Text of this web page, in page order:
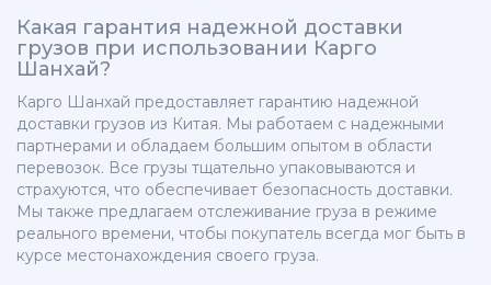
Какая гарантия надежной доставки
грузов при использовании Карго
Шанхай?
Карго Шанхай предоставляет гарантию надежной
доставки грузов из Китая. Мы работаем с надежными
партнерами и обладаем большим опытом в области
перевозок. Все грузы тщательно упаковываются и
страхуются, что обеспечивает безопасность доставки.
Мы также предлагаем отслеживание груза в режиме
реального времени, чтобы покупатель всегда мог быть в
курсе местонахождения своего груза.